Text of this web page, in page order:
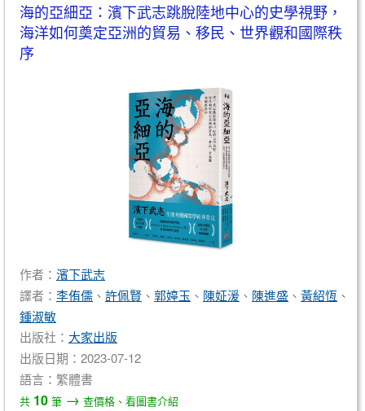
海的亞細亞：濱下武志跳脫陸地中心的史學視野，
海洋如何奠定亞洲的貿易、移民、世界觀和國際秩
序
作者： 濱下武志
譯者： 李侑儒 、 許佩賢 、 郭婷玉 、 陳姃湲 、 陳進盛 、 黃紹恆 、
鍾淑敏
出版社： 大家出版
出版日期：2023-07-12
語言：繁體書
共 10 筆 → 查價格、看圖書介紹